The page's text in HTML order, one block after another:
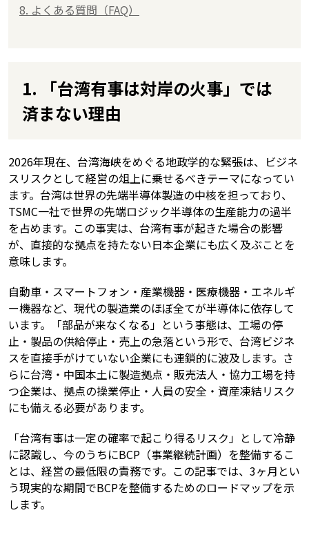
8. よくある質問（FAQ）
1. 「台湾有事は対岸の火事」では
済まない理由
2026年現在、台湾海峡をめぐる地政学的な緊張は、ビジネ
スリスクとして経営の俎上に乗せるべきテーマになってい
ます。台湾は世界の先端半導体製造の中核を担っており、
TSMC一社で世界の先端ロジック半導体の生産能力の過半
を占めます。この事実は、台湾有事が起きた場合の影響
が、直接的な拠点を持たない日本企業にも広く及ぶことを
意味します。
自動車・スマートフォン・産業機器・医療機器・エネルギ
ー機器など、現代の製造業のほぼ全てが半導体に依存して
います。「部品が来なくなる」という事態は、工場の停
止・製品の供給停止・売上の急落という形で、台湾ビジネ
スを直接手がけていない企業にも連鎖的に波及します。さ
らに台湾・中国本土に製造拠点・販売法人・協力工場を持
つ企業は、拠点の操業停止・人員の安全・資産凍結リスク
にも備える必要があります。
「台湾有事は一定の確率で起こり得るリスク」として冷静
に認識し、今のうちにBCP（事業継続計画）を整備するこ
とは、経営の最低限の責務です。この記事では、3ヶ月とい
う現実的な期間でBCPを整備するためのロードマップを示
します。